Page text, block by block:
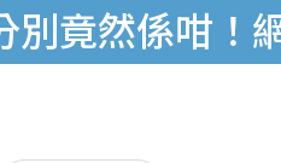
竟然係咁！